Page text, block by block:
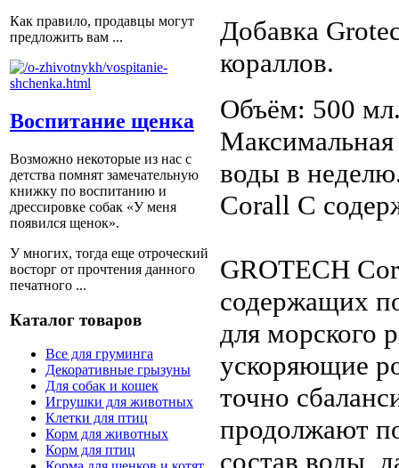
Как правило, продавцы могут
предложить вам ...
Воспитание щенка
Возможно некоторые из нас с
детства помнят замечательную
книжку по воспитанию и
дрессировке собак «У меня
появился щенок».
У многих, тогда еще отроческий
восторг от прочтения данного
печатного ...
Каталог товаров
Все для груминга
Декоративные грызуны
Для собак и кошек
Игрушки для животных
Клетки для птиц
Корм для животных
Корм для птиц
Добавка
кораллов.
Объём: 500
воды в
Corall C
GROTECH
содержащих
для морского
ускоряющие
точно
продолжают
состав воды,